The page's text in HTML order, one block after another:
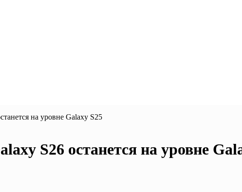
на уровне Galaxy S25
S26 останется на уровне